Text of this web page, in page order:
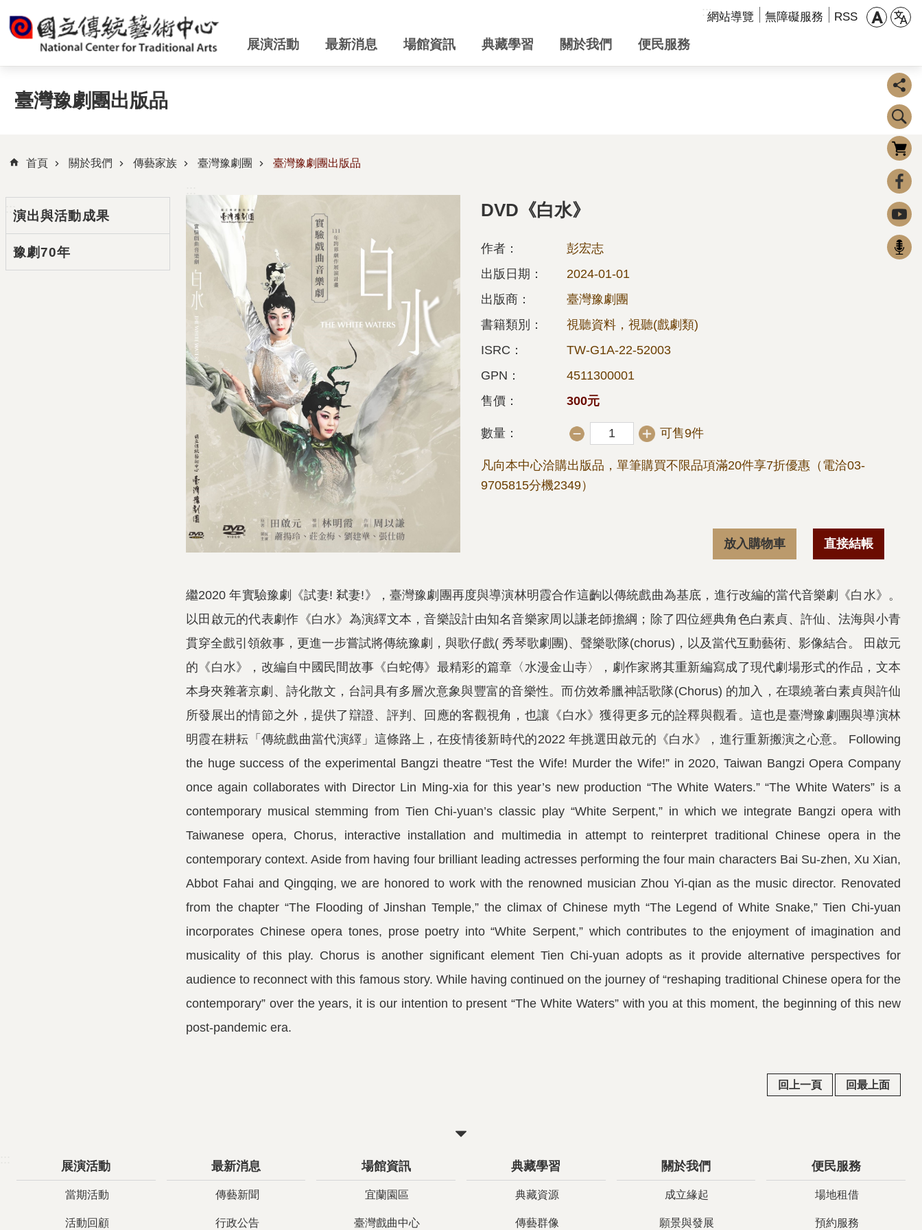
跳到主要內容區塊 :::網站導覽 無障礙服務 RSS
展演活動 最新消息 場館資訊 典藏學習 關於我們 便民服務
臺灣豫劇團出版品
首頁 關於我們 傳藝家族 臺灣豫劇團 臺灣豫劇團出版品
:::演出與活動成果
豫劇70年
DVD《白水》
作者：
彭宏志
出版日期：
2024-01-01
出版商：
臺灣豫劇團
書籍類別：
視聽資料，視聽(戲劇類)
ISRC：
TW-G1A-22-52003
GPN：
4511300001
售價：
300元
數量： 可售9件
凡向本中心洽購出版品，單筆購買不限品項滿20件享7折優惠（電洽03-
9705815分機2349）
放入購物車 直接結帳
繼2020 年實驗豫劇《試妻! 弒妻!》，臺灣豫劇團再度與導演林明霞合作這齣以傳統戲曲為基底，進行改編的當代音樂劇《白水》。
以田啟元的代表劇作《白水》為演繹文本，音樂設計由知名音樂家周以謙老師擔綱；除了四位經典角色白素貞、許仙、法海與小青
貫穿全戲引領敘事，更進一步嘗試將傳統豫劇，與歌仔戲( 秀琴歌劇團)、聲樂歌隊(chorus)，以及當代互動藝術、影像結合。 田啟元
的《白水》，改編自中國民間故事《白蛇傳》最精彩的篇章〈水漫金山寺〉，劇作家將其重新編寫成了現代劇場形式的作品，文本
本身夾雜著京劇、詩化散文，台詞具有多層次意象與豐富的音樂性。而仿效希臘神話歌隊(Chorus) 的加入，在環繞著白素貞與許仙
所發展出的情節之外，提供了辯證、評判、回應的客觀視角，也讓《白水》獲得更多元的詮釋與觀看。這也是臺灣豫劇團與導演林
明霞在耕耘「傳統戲曲當代演繹」這條路上，在疫情後新時代的2022 年挑選田啟元的《白水》，進行重新搬演之心意。 Following
the huge success of the experimental Bangzi theatre “Test the Wife! Murder the Wife!” in 2020, Taiwan Bangzi Opera Company
once again collaborates with Director Lin Ming-xia for this year’s new production “The White Waters.” “The White Waters” is a
contemporary musical stemming from Tien Chi-yuan’s classic play “White Serpent,” in which we integrate Bangzi opera with
Taiwanese opera, Chorus, interactive installation and multimedia in attempt to reinterpret traditional Chinese opera in the
contemporary context. Aside from having four brilliant leading actresses performing the four main characters Bai Su-zhen, Xu Xian,
Abbot Fahai and Qingqing, we are honored to work with the renowned musician Zhou Yi-qian as the music director. Renovated
from the chapter “The Flooding of Jinshan Temple,” the climax of Chinese myth “The Legend of White Snake,” Tien Chi-yuan
incorporates Chinese opera tones, prose poetry into “White Serpent,” which contributes to the enjoyment of imagination and
musicality of this play. Chorus is another significant element Tien Chi-yuan adopts as it provide alternative perspectives for
audience to reconnect with this famous story. While having continued on the journey of “reshaping traditional Chinese opera for the
contemporary” over the years, it is our intention to present “The White Waters” with you at this moment, the beginning of this new
post-pandemic era.
回上一頁 回最上面
展演活動
當期活動
活動回顧
最新消息
傳藝新聞
行政公告
場館資訊
宜蘭園區
臺灣戲曲中心
典藏學習
典藏資源
傳藝群像
關於我們
成立緣起
願景與發展
便民服務
場地租借
預約服務